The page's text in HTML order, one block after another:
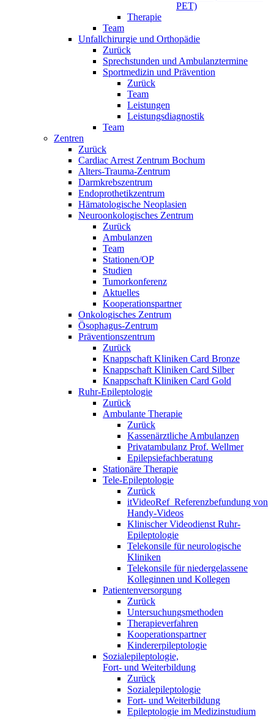
PET)
Therapie
Team
Unfallchirurgie und Orthopädie
Zurück
Sprechstunden und Ambulanztermine
Sportmedizin und Prävention
Zurück
Team
Leistungen
Leistungsdiagnostik
Team
Zentren
Zurück
Cardiac Arrest Zentrum Bochum
Alters-Trauma-Zentrum
Darmkrebszentrum
Endoprothetikzentrum
Hämatologische Neoplasien
Neuroonkologisches Zentrum
Zurück
Ambulanzen
Team
Stationen/OP
Studien
Tumorkonferenz
Aktuelles
Kooperationspartner
Onkologisches Zentrum
Ösophagus-Zentrum
Präventionszentrum
Zurück
Knappschaft Kliniken Card Bronze
Knappschaft Kliniken Card Silber
Knappschaft Kliniken Card Gold
Ruhr-Epileptologie
Zurück
Ambulante Therapie
Zurück
Kassenärztliche Ambulanzen
Privatambulanz Prof. Wellmer
Epilepsiefachberatung
Stationäre Therapie
Tele-Epileptologie
Zurück
itVideoRef_Referenzbefundung von
Handy-Videos
Klinischer Videodienst Ruhr-
Epileptologie
Telekonsile für neurologische
Kliniken
Telekonsile für niedergelassene
Kolleginnen und Kollegen
Patientenversorgung
Zurück
Untersuchungsmethoden
Therapieverfahren
Kooperationspartner
Kindererpileptologie
Sozialepileptologie,
Fort- und Weiterbildung
Zurück
Sozialepileptologie
Fort- und Weiterbildung
Epileptologie im Medizinstudium